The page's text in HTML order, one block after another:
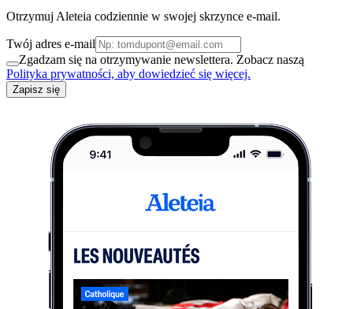
Otrzymuj Aleteia codziennie w swojej skrzynce e-mail.
Twój adres e-mail
Zgadzam się na otrzymywanie newslettera. Zobacz naszą
Polityka prywatności, aby dowiedzieć się więcej.
Zapisz się